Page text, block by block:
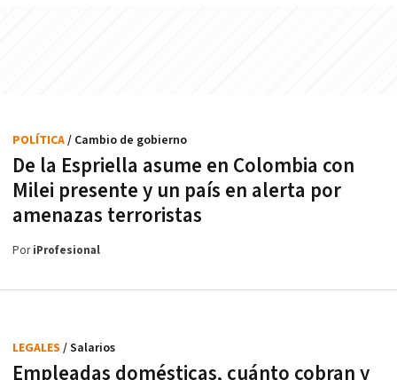
De la Espriella asume en Colombia con
Milei presente y un país en alerta por
amenazas terroristas
POLÍTICA/ Cambio de gobierno
PoriProfesional
Empleadas domésticas, cuánto cobran y
LEGALES / Salarios